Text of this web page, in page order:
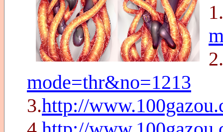
1.
2.
mode=thr&no=1213
3.http://